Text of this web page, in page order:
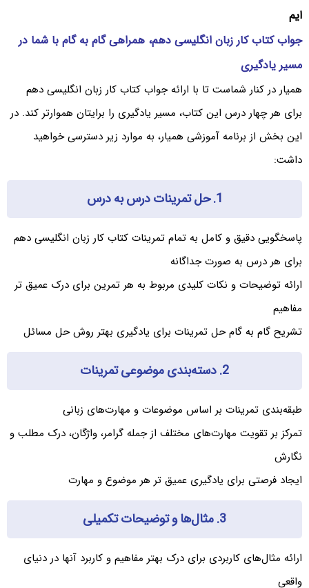
ایم
جواب کتاب کار زبان انگلیسی دهم، همراهی گام به گام با شما در
مسیر یادگیری
همیار در کنار شماست تا با ارائه جواب کتاب کار زبان انگلیسی دهم
برای هر چهار درس این کتاب، مسیر یادگیری را برایتان هموارتر کند. در
این بخش از برنامه آموزشی همیار، به موارد زیر دسترسی خواهید
داشت:
1. حل تمرینات درس به درس
پاسخگویی دقیق و کامل به تمام تمرینات کتاب کار زبان انگلیسی دهم
برای هر درس به صورت جداگانه
ارائه توضیحات و نکات کلیدی مربوط به هر تمرین برای درک عمیق تر
مفاهیم
تشریح گام به گام حل تمرینات برای یادگیری بهتر روش حل مسائل
2. دسته‌بندی موضوعی تمرینات
طبقه‌بندی تمرینات بر اساس موضوعات و مهارت‌های زبانی
تمرکز بر تقویت مهارت‌های مختلف از جمله گرامر، واژگان، درک مطلب و
نگارش
ایجاد فرصتی برای یادگیری عمیق تر هر موضوع و مهارت
3. مثال‌ها و توضیحات تکمیلی
ارائه مثال‌های کاربردی برای درک بهتر مفاهیم و کاربرد آنها در دنیای
واقعی